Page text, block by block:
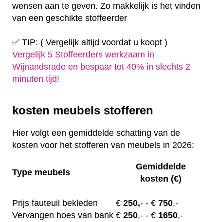
wensen aan te geven. Zo makkelijk is het vinden
van een geschikte stoffeerder
✅ TIP: ( Vergelijk altijd voordat u koopt )
Vergelijk 5 Stoffeerders werkzaam in
Wijnandsrade en bespaar tot 40% in slechts 2
minuten tijd!
kosten meubels stofferen
Hier volgt een gemiddelde schatting van de
kosten voor het stofferen van meubels in 2026:
Type meubels
Gemiddelde
kosten (€)
Prijs fauteuil bekleden € 250,- - € 750,-
Vervangen hoes van bank € 250,- - € 1650,-